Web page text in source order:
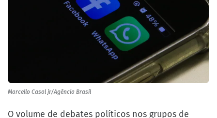
Marcello Casal jr/Agência Brasil
O volume de debates políticos nos grupos de